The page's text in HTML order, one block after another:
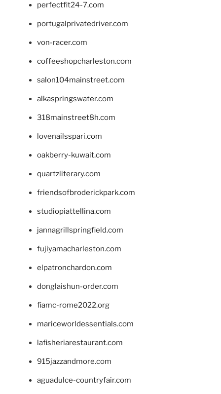
perfectfit24-7.com
portugalprivatedriver.com
von-racer.com
coffeeshopcharleston.com
salon104mainstreet.com
alkaspringswater.com
318mainstreet8h.com
lovenailsspari.com
oakberry-kuwait.com
quartzliterary.com
friendsofbroderickpark.com
studiopiattellina.com
jannagrillspringfield.com
fujiyamacharleston.com
elpatronchardon.com
donglaishun-order.com
fiamc-rome2022.org
mariceworldessentials.com
lafisheriarestaurant.com
915jazzandmore.com
aguadulce-countryfair.com